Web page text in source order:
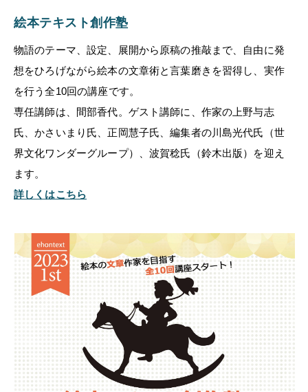
絵本テキスト創作塾
物語のテーマ、設定、展開から原稿の推敲まで、自由に発
想をひろげながら絵本の文章術と言葉磨きを習得し、実作
を行う全10回の講座です。
専任講師は、間部香代。ゲスト講師に、作家の上野与志
氏、かさいまり氏、正岡慧子氏、編集者の川島光代氏（世
界文化ワンダーグループ）、波賀稔氏（鈴木出版）を迎え
ます。
詳しくはこちら